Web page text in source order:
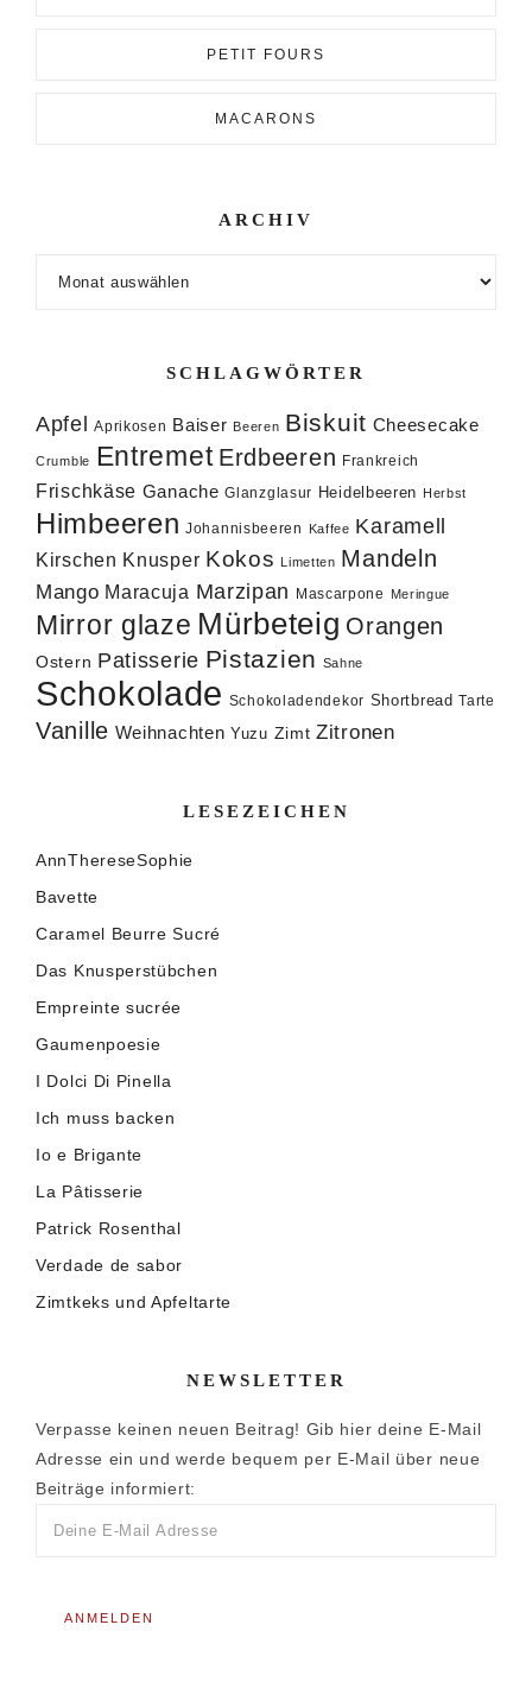
PETIT FOURS
MACARONS
ARCHIV
SCHLAGWÖRTER
Apfel Aprikosen Baiser Beeren Biskuit Cheesecake
Crumble Entremet Erdbeeren Frankreich
Frischkäse Ganache Glanzglasur Heidelbeeren Herbst
Himbeeren Johannisbeeren Kaffee Karamell
Kirschen Knusper Kokos Limetten Mandeln
Mango Maracuja Marzipan Mascarpone Meringue
Mirror glaze Mürbeteig Orangen
Ostern Patisserie Pistazien Sahne
Schokolade Schokoladendekor Shortbread Tarte
Vanille Weihnachten Yuzu Zimt Zitronen
LESEZEICHEN
AnnThereseSophie
Bavette
Caramel Beurre Sucré
Das Knusperstübchen
Empreinte sucrée
Gaumenpoesie
I Dolci Di Pinella
Ich muss backen
Io e Brigante
La Pâtisserie
Patrick Rosenthal
Verdade de sabor
Zimtkeks und Apfeltarte
NEWSLETTER
Verpasse keinen neuen Beitrag! Gib hier deine E-Mail
Adresse ein und werde bequem per E-Mail über neue
Beiträge informiert: